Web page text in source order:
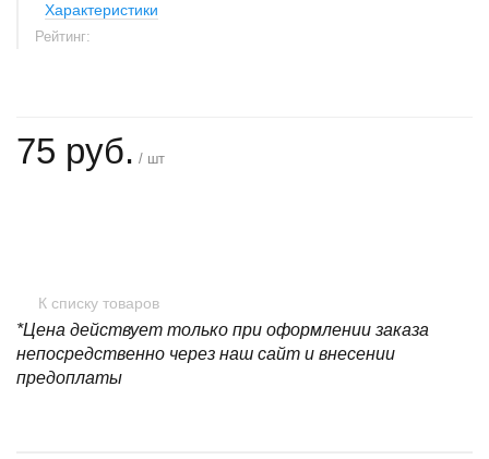
Характеристики
Рейтинг:
75 руб. / шт
К списку товаров
*Цена действует только при оформлении заказа
непосредственно через наш сайт и внесении
предоплаты